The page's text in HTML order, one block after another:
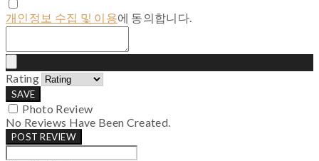
개인정보 수집 및 이용에 동의합니다.
Rating
SAVE
Photo Review
No Reviews Have Been Created.
POST REVIEW